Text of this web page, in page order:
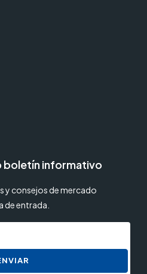
boletín informativo
y consejos de mercado
de entrada.